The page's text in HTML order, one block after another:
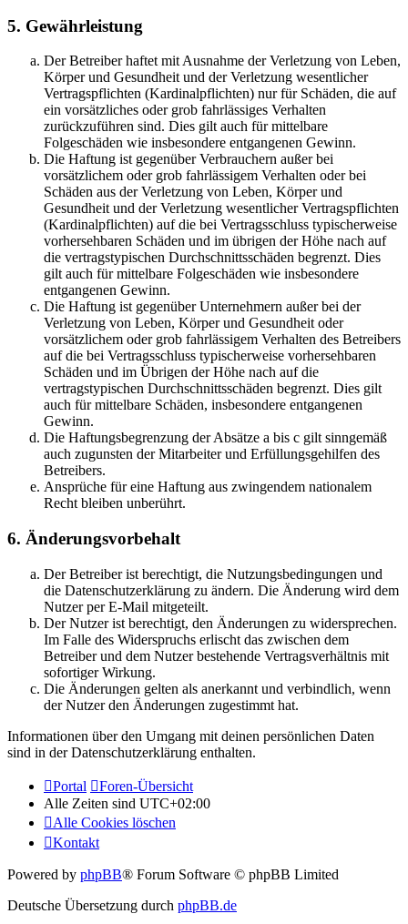
5. Gewährleistung
Der Betreiber haftet mit Ausnahme der Verletzung von Leben,
Körper und Gesundheit und der Verletzung wesentlicher
Vertragspflichten (Kardinalpflichten) nur für Schäden, die auf
ein vorsätzliches oder grob fahrlässiges Verhalten
zurückzuführen sind. Dies gilt auch für mittelbare
Folgeschäden wie insbesondere entgangenen Gewinn.
Die Haftung ist gegenüber Verbrauchern außer bei
vorsätzlichem oder grob fahrlässigem Verhalten oder bei
Schäden aus der Verletzung von Leben, Körper und
Gesundheit und der Verletzung wesentlicher Vertragspflichten
(Kardinalpflichten) auf die bei Vertragsschluss typischerweise
vorhersehbaren Schäden und im übrigen der Höhe nach auf
die vertragstypischen Durchschnittsschäden begrenzt. Dies
gilt auch für mittelbare Folgeschäden wie insbesondere
entgangenen Gewinn.
Die Haftung ist gegenüber Unternehmern außer bei der
Verletzung von Leben, Körper und Gesundheit oder
vorsätzlichem oder grob fahrlässigem Verhalten des Betreibers
auf die bei Vertragsschluss typischerweise vorhersehbaren
Schäden und im Übrigen der Höhe nach auf die
vertragstypischen Durchschnittsschäden begrenzt. Dies gilt
auch für mittelbare Schäden, insbesondere entgangenen
Gewinn.
Die Haftungsbegrenzung der Absätze a bis c gilt sinngemäß
auch zugunsten der Mitarbeiter und Erfüllungsgehilfen des
Betreibers.
Ansprüche für eine Haftung aus zwingendem nationalem
Recht bleiben unberührt.
6. Änderungsvorbehalt
Der Betreiber ist berechtigt, die Nutzungsbedingungen und
die Datenschutzerklärung zu ändern. Die Änderung wird dem
Nutzer per E-Mail mitgeteilt.
Der Nutzer ist berechtigt, den Änderungen zu widersprechen.
Im Falle des Widerspruchs erlischt das zwischen dem
Betreiber und dem Nutzer bestehende Vertragsverhältnis mit
sofortiger Wirkung.
Die Änderungen gelten als anerkannt und verbindlich, wenn
der Nutzer den Änderungen zugestimmt hat.
Informationen über den Umgang mit deinen persönlichen Daten
sind in der Datenschutzerklärung enthalten.
Portal
Foren-Übersicht
Alle Zeiten sind UTC+02:00
Alle Cookies löschen
Kontakt
Powered by phpBB® Forum Software © phpBB Limited
Deutsche Übersetzung durch phpBB.de